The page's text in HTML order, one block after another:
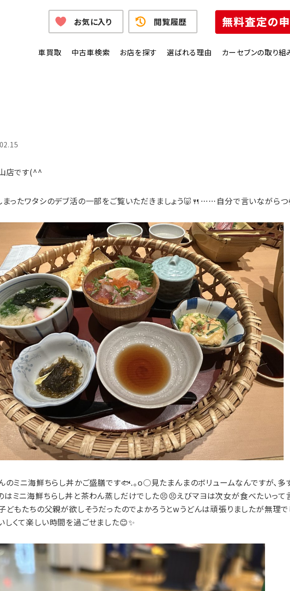
車買取 中古車検索 お店を探す 選ばれる理由 カーセブンの取り組
お気に入り 閲覧履歴
店です(^^
まったワタシのデブ活の一部をご覧いただきましょう🐷🍴……自分で言いながら
のミニ海鮮ちらし丼かご盛膳です🐟.。o○見たまんまのボリュームなんですが、
ミニ海鮮ちらし丼と茶わん蒸しだけでした😣😣えびマヨは次女が食べたいって
どもたちの父親が欲しそうだったのでよかろうとwうどんは頑張りましたが無理
くて楽しい時間を過ごせました😊✨